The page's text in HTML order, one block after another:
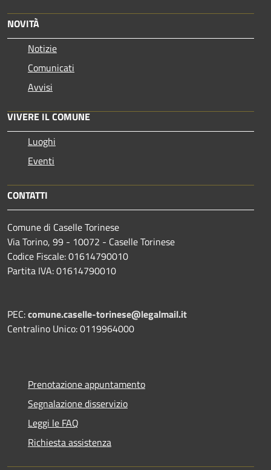
NOVITÀ
Notizie
Comunicati
Avvisi
VIVERE IL COMUNE
Luoghi
Eventi
CONTATTI
Comune di Caselle Torinese
Via Torino, 99 - 10072 - Caselle Torinese
Codice Fiscale: 01614790010
Partita IVA: 01614790010
PEC:comune.caselle-torinese@legalmail.it
Centralino Unico: 0119964000
Prenotazione appuntamento
Segnalazione disservizio
Leggi le FAQ
Richiesta assistenza